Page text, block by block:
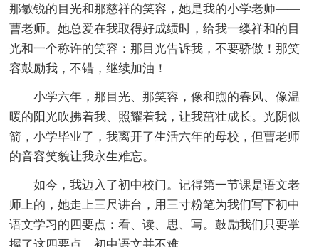
那敏锐的目光和那慈祥的笑容，她是我的小学老师――
曹老师。她总爱在我取得好成绩时，给我一缕祥和的目
光和一个称许的笑容：那目光告诉我，不要骄傲！那笑
容鼓励我，不错，继续加油！
小学六年，那目光、那笑容，像和煦的春风、像温
暖的阳光吹拂着我、照耀着我，让我茁壮成长。光阴似
箭，小学毕业了，我离开了生活六年的母校，但曹老师
的音容笑貌让我永生难忘。
如今，我迈入了初中校门。记得第一节课是语文老
师上的，她走上三尺讲台，用三寸粉笔为我们写下初中
语文学习的四要点：看、读、思、写。鼓励我们只要掌